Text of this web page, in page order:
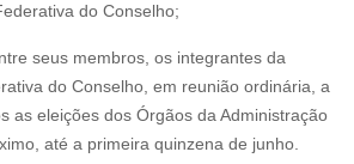
do Conselho;
seus membros, os integrantes da
do Conselho, em reunião ordinária, a
as eleições dos Órgãos da Administração
até a primeira quinzena de junho.